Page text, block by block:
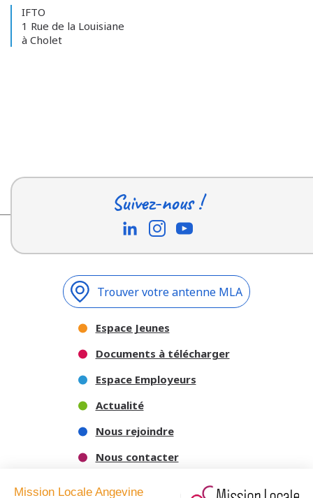
IFTO
1 Rue de la Louisiane
à Cholet
Suivez-nous !
Trouver votre antenne MLA
Espace Jeunes
Documents à télécharger
Espace Employeurs
Actualité
Nous rejoindre
Nous contacter
Mission Locale Angevine